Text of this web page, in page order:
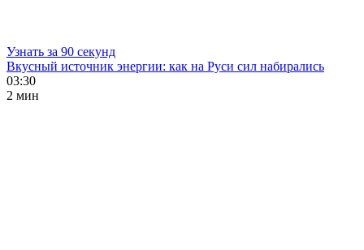
Узнать за 90 секунд
Вкусный источник энергии: как на Руси сил набирались
03:30
2 мин